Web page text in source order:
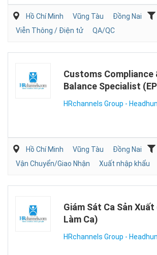
Hồ Chí Minh Vũng Tàu Đồng Nai
Viễn Thông / Điện tử
QA/QC
Customs Compliance
Balance Specialist
HRchannels Group -
Hồ Chí Minh Vũng Tàu Đồng Nai
Vận Chuyển/Giao Nhận
Xuất nhập khẩu
Giám Sát Ca Sản
Làm Ca)
HRchannels Group -